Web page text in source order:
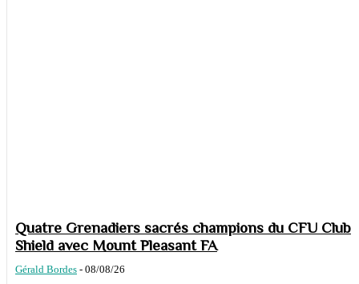
Quatre Grenadiers sacrés champions du CFU Club
Shield avec Mount Pleasant FA
Gérald Bordes - 08/08/26